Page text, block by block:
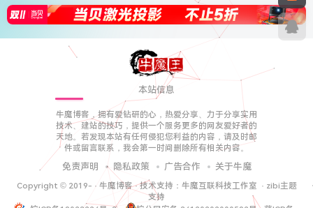
本站信息
牛魔博客，拥有爱钻研的心，热爱分享、力于分享实用
技术、建站的技巧，提供一个服务更多的网友爱好者的
天地。若发现本站有任何侵犯您利益的内容，请及时邮
件或留言联系，我会第一时间删除所有相关内容。
免责声明 隐私政策 广告合作 关于牛魔
Copyright © 2019- · 牛魔博客· 技术支持： 牛魔互联科技工作室 · zibi主题
支持